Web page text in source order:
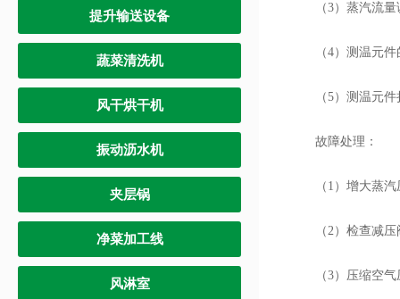
提升输送设备
蔬菜清洗机
风干烘干机
振动沥水机
夹层锅
净菜加工线
风淋室
（3）蒸汽流量
（4）测温元件
（5）测温元件
故障处理：
（1）增大蒸汽
（2）检查减压
（3）压缩空气